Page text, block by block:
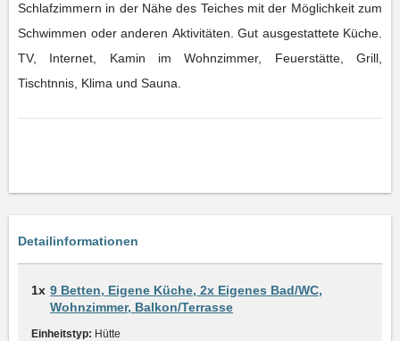
Schlafzimmern in der Nähe des Teiches mit der Möglichkeit zum
Schwimmen oder anderen Aktivitäten. Gut ausgestattete Küche.
TV, Internet, Kamin im Wohnzimmer, Feuerstätte, Grill,
Tischtnnis, Klima und Sauna.
Detailinformationen
1x 9 Betten, Eigene Küche, 2x Eigenes Bad/WC,
Wohnzimmer, Balkon/Terrasse
Einheitstyp: Hütte